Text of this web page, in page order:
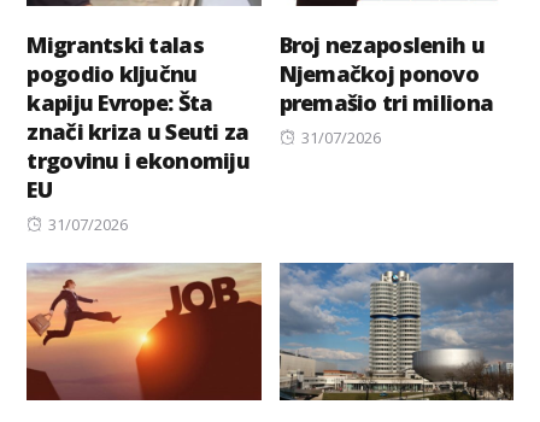
Migrantski talas
pogodio ključnu
kapiju Evrope: Šta
znači kriza u Seuti za
trgovinu i ekonomiju
EU
Posted
31/07/2026
Broj nezaposlenih u
Njemačkoj ponovo
premašio tri miliona
Posted
31/07/2026